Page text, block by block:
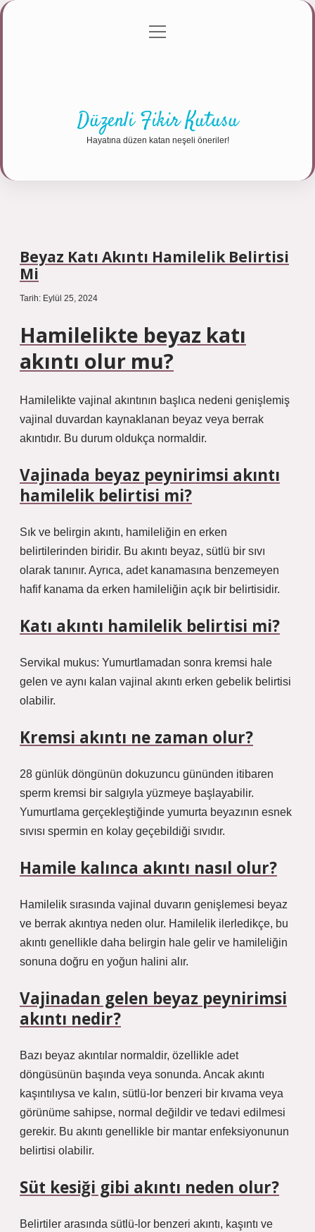
Gizlilik Politikası
menüyü
Düzenli Fikir Kutusu
Hayatına düzen katan neşeli öneriler!
Beyaz Katı Akıntı Hamilelik Belirtisi
Mi
Tarih: Eylül 25, 2024
Hamilelikte beyaz katı
akıntı olur mu?
Hamilelikte vajinal akıntının başlıca nedeni genişlemiş
vajinal duvardan kaynaklanan beyaz veya berrak
akıntıdır. Bu durum oldukça normaldir.
Vajinada beyaz peynirimsi akıntı
hamilelik belirtisi mi?
Sık ve belirgin akıntı, hamileliğin en erken
belirtilerinden biridir. Bu akıntı beyaz, sütlü bir sıvı
olarak tanınır. Ayrıca, adet kanamasına benzemeyen
hafif kanama da erken hamileliğin açık bir belirtisidir.
Katı akıntı hamilelik belirtisi mi?
Servikal mukus: Yumurtlamadan sonra kremsi hale
gelen ve aynı kalan vajinal akıntı erken gebelik belirtisi
olabilir.
Kremsi akıntı ne zaman olur?
28 günlük döngünün dokuzuncu gününden itibaren
sperm kremsi bir salgıyla yüzmeye başlayabilir.
Yumurtlama gerçekleştiğinde yumurta beyazının esnek
sıvısı spermin en kolay geçebildiği sıvıdır.
Hamile kalınca akıntı nasıl olur?
Hamilelik sırasında vajinal duvarın genişlemesi beyaz
ve berrak akıntıya neden olur. Hamilelik ilerledikçe, bu
akıntı genellikle daha belirgin hale gelir ve hamileliğin
sonuna doğru en yoğun halini alır.
Vajinadan gelen beyaz peynirimsi
akıntı nedir?
Bazı beyaz akıntılar normaldir, özellikle adet
döngüsünün başında veya sonunda. Ancak akıntı
kaşıntılıysa ve kalın, sütlü-lor benzeri bir kıvama veya
görünüme sahipse, normal değildir ve tedavi edilmesi
gerekir. Bu akıntı genellikle bir mantar enfeksiyonunun
belirtisi olabilir.
Süt kesiği gibi akıntı neden olur?
Belirtiler arasında sütlü-lor benzeri akıntı, kaşıntı ve